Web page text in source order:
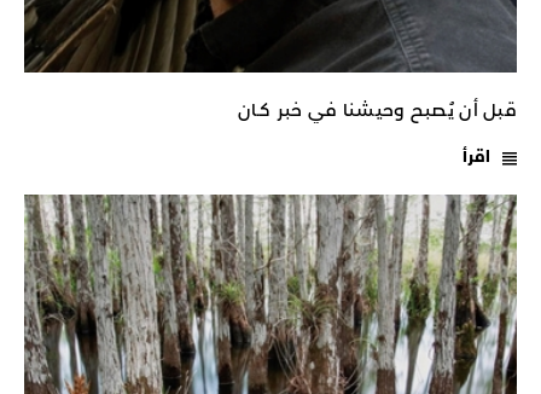
قبل أن يُصبح وحيشنا في خبر كـان
اقرأ